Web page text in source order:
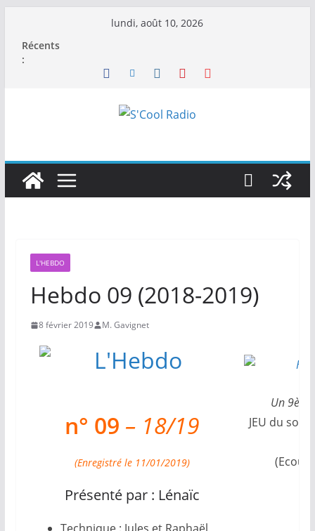
contenu
lundi, août 10, 2026
Récents
:
L'HEBDO
Hebdo 09 (2018-2019)
8 février 2019 M. Gavignet
n° 09 – 18/19
(Enregistré le 11/01/2019)
Présenté par : Lénaïc
Un
JEU du son